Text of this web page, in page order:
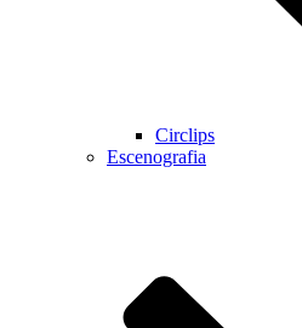
Circlips
Escenografia